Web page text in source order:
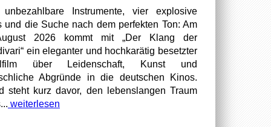
Instrumente, vier explosive
und die Suche nach dem perfekten Ton: Am
2026 kommt mit „Der Klang der
ein eleganter und hochkarätig besetzter
über Leidenschaft, Kunst und
Abgründe in die deutschen Kinos.
steht kurz davor, den lebenslangen Traum
weiterlesen